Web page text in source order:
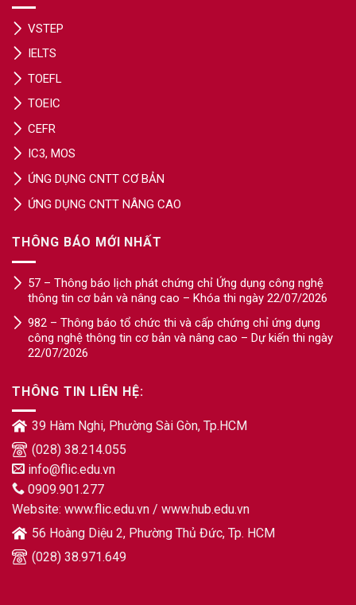
VSTEP
ỨNG DỤNG CNTT CƠ BẢN
ỨNG DỤNG CNTT NÂNG CAO
IC3, MOS
IELTS
TOEFL
TOEIC
CEFR
THÔNG BÁO MỚI NHẤT
57 – Thông báo lịch phát chứng chỉ Ứng dụng công nghệ
thông tin cơ bản và nâng cao – Khóa thi ngày 22/07/2026
982 – Thông báo tổ chức thi và cấp chứng chỉ ứng dụng
công nghệ thông tin cơ bản và nâng cao – Dự kiến thi ngày
22/07/2026
THÔNG TIN LIÊN HỆ:
39 Hàm Nghi, Phường Sài Gòn, Tp.HCM
(028) 38.214.055
info@flic.edu.vn
0909.901.277
Website: www.flic.edu.vn / www.hub.edu.vn
56 Hoàng Diệu 2, Phường Thủ Đức, Tp. HCM
(028) 38.971.649